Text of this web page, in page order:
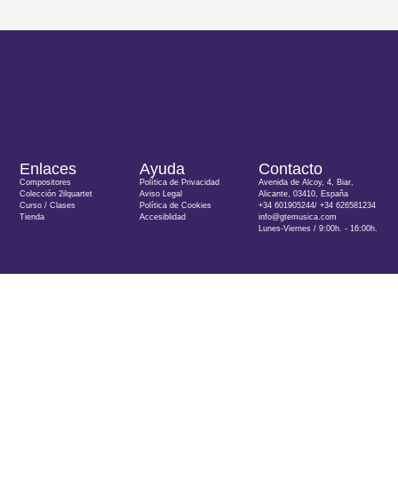
Enlaces
Compositores
Colección 2ilquartet
Curso / Clases
Tienda
Ayuda
Política de Privacidad
Aviso Legal
Política de Cookies
Accesiblidad
Contacto
Avenida de Alcoy, 4, Biar,
Alicante, 03410, España
+34 601905244/ +34 626581234
info@gtemusica.com
Lunes-Viernes / 9:00h. - 16:00h.